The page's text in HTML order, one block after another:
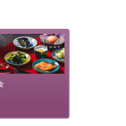
ックアウト10時
した和食膳に使わ
、諏訪の名産品を
取り入れ、安心・
けた長野県産...